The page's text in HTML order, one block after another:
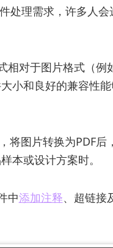
处理需求，许多人
相对于图片格式（例
小和良好的兼容性
将图片转换为PDF
本或设计方案时。
中添加注释、超链接